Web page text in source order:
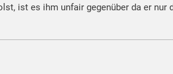
ist es ihm unfair gegenüber da er nur